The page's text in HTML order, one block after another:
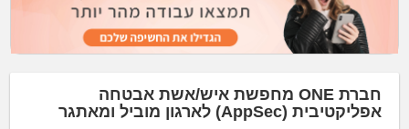
חברת ONE מחפשת איש/אשת אבטחה
אפליקטיבית (AppSec) לארגון מוביל ומאתגר